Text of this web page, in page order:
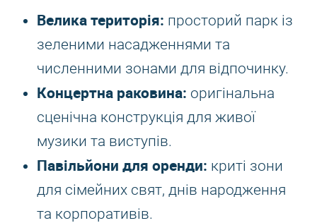
Велика територія: просторий парк із
зеленими насадженнями та
численними зонами для відпочинку.
Концертна раковина: оригінальна
сценічна конструкція для живої
музики та виступів.
Павільйони для оренди: криті зони
для сімейних свят, днів народження
та корпоративів.